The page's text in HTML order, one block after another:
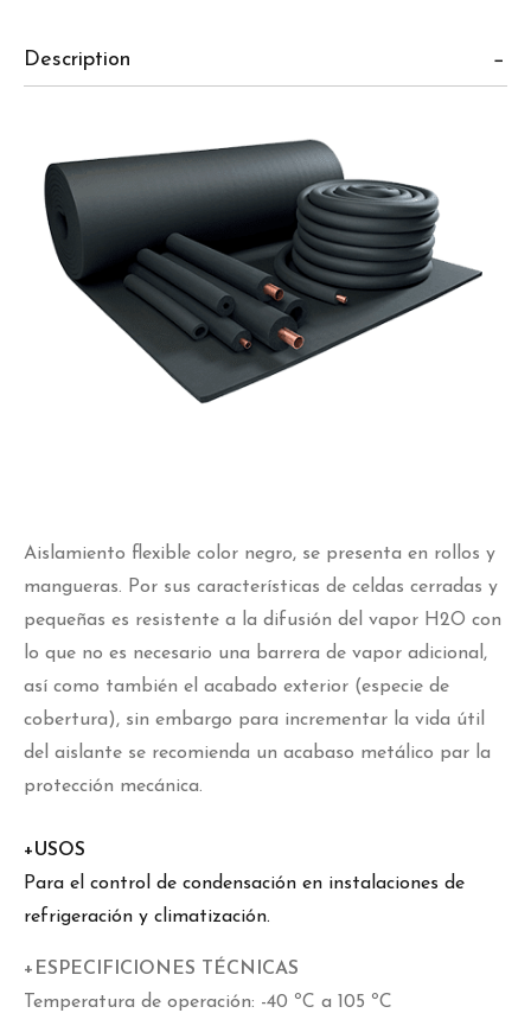
Description
Aislamiento flexible color negro, se presenta en rollos y
mangueras. Por sus características de celdas cerradas y
pequeñas es resistente a la difusión del vapor H2O con
lo que no es necesario una barrera de vapor adicional,
así como también el acabado exterior (especie de
cobertura), sin embargo para incrementar la vida útil
del aislante se recomienda un acabaso metálico par la
protección mecánica.
+USOS
Para el control de condensación en instalaciones de
refrigeración y climatización.
+ESPECIFICIONES TÉCNICAS
Temperatura de operación: -40 ºC a 105 ºC